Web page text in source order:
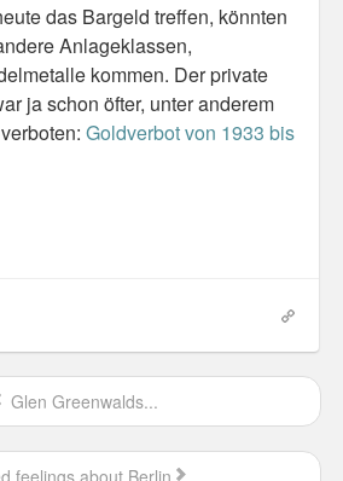
das Bargeld treffen, könnten
Anlageklassen,
kommen. Der private
ja schon öfter, unter anderem
Goldverbot von 1933 bis
Glen Greenwalds...
feelings about Berlin